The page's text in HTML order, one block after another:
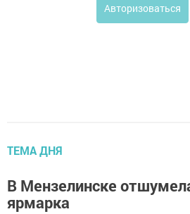
Авторизоваться
ТЕМА ДНЯ
В Мензелинске
ярмарка